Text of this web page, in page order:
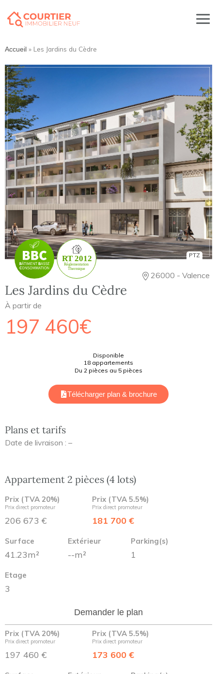
Accueil » Les Jardins du Cèdre
PTZ
26000 - Valence
Les Jardins du Cèdre
À partir de
197 460€
Disponible
18 appartements
Du 2 pièces au 5 pièces
Télécharger plan & brochure
Plans et tarifs
Date de livraison : –
Appartement 2 pièces (4 lots)
Prix (TVA 20%)
Prix direct promoteur
206 673 €
Prix (TVA 5.5%)
Prix direct promoteur
181 700 €
Surface
41.23m²
Extérieur
--m²
Parking(s)
1
Etage
3
Demander le plan
Prix (TVA 20%)
Prix direct promoteur
197 460 €
Prix (TVA 5.5%)
Prix direct promoteur
173 600 €